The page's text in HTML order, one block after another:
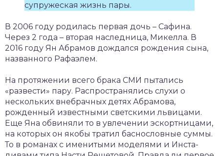
супружеская жизнь пары.
В 2006 году родилась первая дочь – Сафина.
Через 2 года – вторая наследница, Микелла. В
2016 году Ян Абрамов дождался рождения сына,
названного Рафаэлем.
На протяжении всего брака СМИ пытались
«развести» пару. Распространялись слухи о
нескольких внебрачных детях Абрамова,
рожденный известными светскими львицами.
Еще Яна обвиняли то в увлечении эскортницами,
на которых он якобы тратил баснословные суммы.
То в романах с именитыми моделями и Инста-